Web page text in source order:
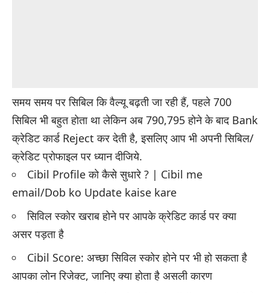
समय समय पर सिबिल कि वैल्यू बढ़ती जा रही हैं, पहले 700
सिबिल भी बहुत होता था लेकिन अब 790,795 होने के बाद Bank
क्रेडिट कार्ड Reject कर देती है, इसलिए आप भी अपनी सिबिल/
क्रेडिट प्रोफाइल पर ध्यान दीजिये.
Cibil Profile को कैसे सुधारे ? | Cibil me
email/Dob ko Update kaise kare
सिविल स्कोर खराब होने पर आपके क्रेडिट कार्ड पर क्या
असर पड़ता है
Cibil Score: अच्छा सिविल स्कोर होने पर भी हो सकता है
आपका लोन रिजेक्ट, जानिए क्या होता है असली कारण